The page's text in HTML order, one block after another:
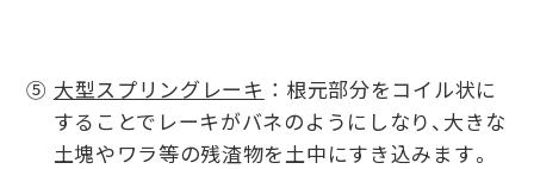
⑤ 大型スプリングレーキ ： 根元部分をコイル状に
することでレーキがバネのようにしなり、大きな
土塊やワラ等の残渣物を土中にすき込みます。